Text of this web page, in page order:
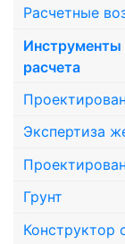
Расчетные
Инструменты
расчета
Экспертиза
Грунт
Конструктор